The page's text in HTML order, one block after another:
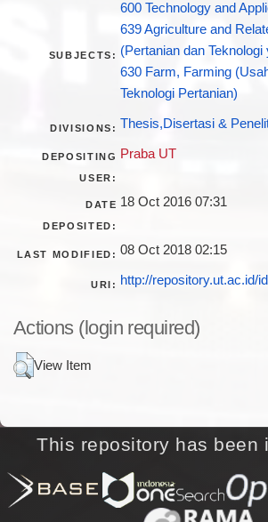
SUBJECTS:
600 Technology and
639 Agriculture and
(Pertanian dan
630 Farm, Farming
Teknologi Pertanian)
DIVISIONS: Thesis,Disertasi &
DEPOSITING
USER:
Praba UT
DATE
DEPOSITED:
18 Oct 2016 07:31
LAST MODIFIED: 08 Oct 2018 02:15
URI: http://repository.ut.ac.id/
Actions (login required)
View Item
This repository has been